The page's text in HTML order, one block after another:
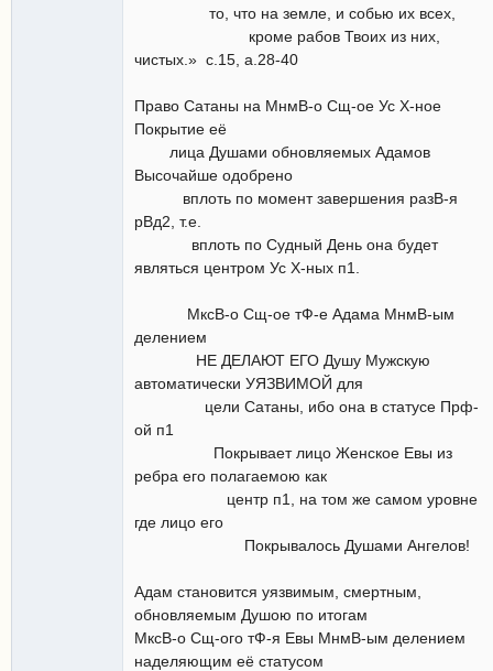
то, что на земле, и собью их всех,
кроме рабов Твоих из них,
чистых.» с.15, а.28-40
Право Сатаны на МнмВ-о Сщ-ое Ус Х-ное
Покрытие её
лица Душами обновляемых Адамов
Высочайше одобрено
вплоть по момент завершения разВ-я
рВд2, т.е.
вплоть по Судный День она будет
являться центром Ус Х-ных п1.
МксВ-о Сщ-ое тФ-е Адама МнмВ-ым
делением
НЕ ДЕЛАЮТ ЕГО Душу Мужскую
автоматически УЯЗВИМОЙ для
цели Сатаны, ибо она в статусе Прф-
ой п1
Покрывает лицо Женское Евы из
ребра его полагаемою как
центр п1, на том же самом уровне
где лицо его
Покрывалось Душами Ангелов!
Адам становится уязвимым, смертным,
обновляемым Душою по итогам
МксВ-о Сщ-ого тФ-я Евы МнмВ-ым делением
наделяющим её статусом